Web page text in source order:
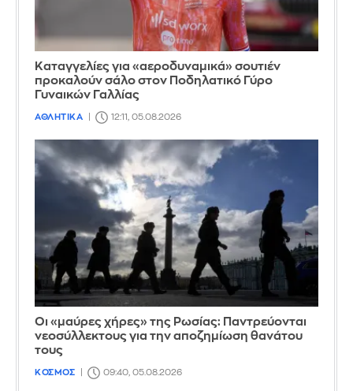
Καταγγελίες για «αεροδυναμικά» σουτιέν
προκαλούν σάλο στον Ποδηλατικό Γύρο
Γυναικών Γαλλίας
ΑΘΛΗΤΙΚΑ 12:11, 05.08.2026
Οι «μαύρες χήρες» της Ρωσίας: Παντρεύονται
νεοσύλλεκτους για την αποζημίωση θανάτου
τους
ΚΟΣΜΟΣ 09:40, 05.08.2026